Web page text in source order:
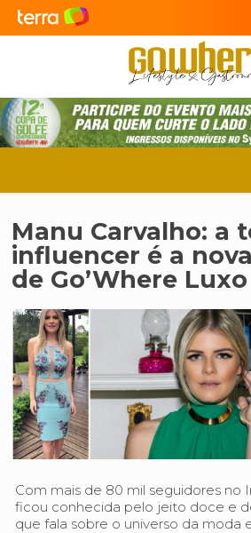
Manu Carvalho: a
influencer é a
de Go’Where Luxo
Com mais de 80 mil seguidores no
ficou conhecida pelo jeito doce e
que fala sobre o universo da moda